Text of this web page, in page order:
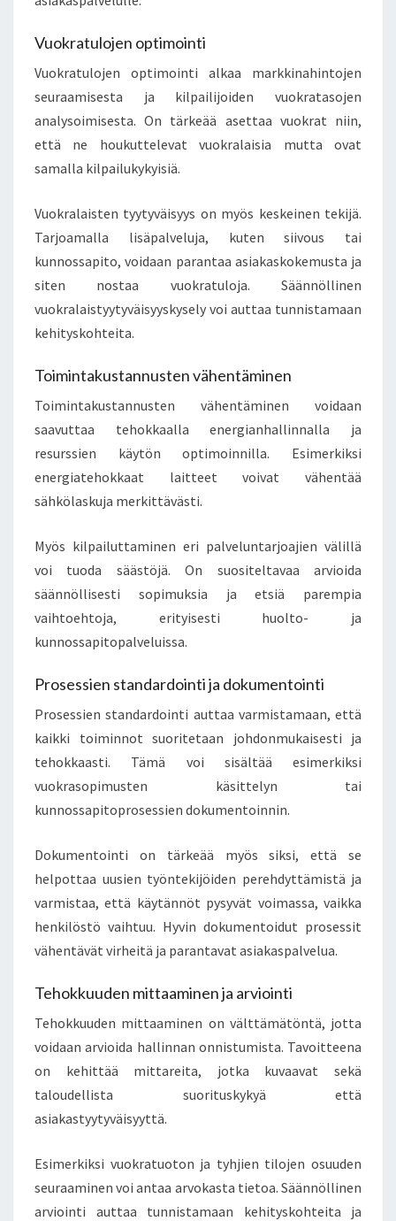
Vuokratulojen optimointi
Vuokratulojen optimointi alkaa markkinahintojen
seuraamisesta ja kilpailijoiden vuokratasojen
analysoimisesta. On tärkeää asettaa vuokrat niin,
että ne houkuttelevat vuokralaisia mutta ovat
samalla kilpailukykyisiä.
Vuokralaisten tyytyväisyys on myös keskeinen tekijä.
Tarjoamalla lisäpalveluja, kuten siivous tai
kunnossapito, voidaan parantaa asiakaskokemusta ja
siten nostaa vuokratuloja. Säännöllinen
vuokralaistyytyväisyyskysely voi auttaa tunnistamaan
kehityskohteita.
Toimintakustannusten vähentäminen
Toimintakustannusten vähentäminen voidaan
saavuttaa tehokkaalla energianhallinnalla ja
resurssien käytön optimoinnilla. Esimerkiksi
energiatehokkaat laitteet voivat vähentää
sähkölaskuja merkittävästi.
Myös kilpailuttaminen eri palveluntarjoajien välillä
voi tuoda säästöjä. On suositeltavaa arvioida
säännöllisesti sopimuksia ja etsiä parempia
vaihtoehtoja, erityisesti huolto- ja
kunnossapitopalveluissa.
Prosessien standardointi ja dokumentointi
Prosessien standardointi auttaa varmistamaan, että
kaikki toiminnot suoritetaan johdonmukaisesti ja
tehokkaasti. Tämä voi sisältää esimerkiksi
vuokrasopimusten käsittelyn tai
kunnossapitoprosessien dokumentoinnin.
Dokumentointi on tärkeää myös siksi, että se
helpottaa uusien työntekijöiden perehdyttämistä ja
varmistaa, että käytännöt pysyvät voimassa, vaikka
henkilöstö vaihtuu. Hyvin dokumentoidut prosessit
vähentävät virheitä ja parantavat asiakaspalvelua.
Tehokkuuden mittaaminen ja arviointi
Tehokkuuden mittaaminen on välttämätöntä, jotta
voidaan arvioida hallinnan onnistumista. Tavoitteena
on kehittää mittareita, jotka kuvaavat sekä
taloudellista suorituskykyä että
asiakastyytyväisyyttä.
Esimerkiksi vuokratuoton ja tyhjien tilojen osuuden
seuraaminen voi antaa arvokasta tietoa. Säännöllinen
arviointi auttaa tunnistamaan kehityskohteita ja